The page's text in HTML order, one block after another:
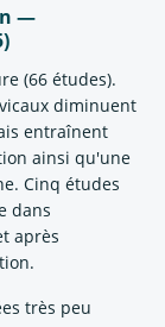
—
(66 études).
diminuent
entraînent
ainsi qu'une
Cinq études
dans
après
très peu